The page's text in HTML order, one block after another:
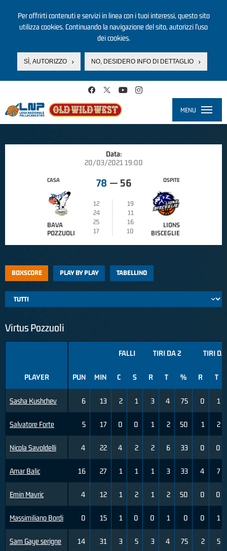
Per offrirti contenuti e servizi in linea con i tuoi interessi, questo sito
utilizza cookies. Continuando la navigazione del sito, autorizzi l’uso
dei cookies.
SÌ, AUTORIZZO NO, DESIDERO INFO DI DETTAGLIO
MENU
Data:
20/03/2021 19:00
CASA
BAVA
POZZUOLI
78 — 56
12
19
24
11
25
16
17
10
OSPITE
LIONS
BISCEGLIE
BOXSCORE PLAY BY PLAY TABELLINO
Virtus Pozzuoli
PLAYER
Sasha Kushchev
Salvatore Forte
Nicola Savoldelli
Amar Balic
Emin Mavric
Massimiliano Bordi
Sam Gaye serigne
FALLI TIRI DA 2 TIRI
PUN MIN C S R T % R T
6 13 2 1 3 4 75 0 1
5 17 0 0 1 2 50 1 2
4 22 4 2 2 6 33 0 0
16 27 1 1 1 3 33 4 7
4 12 1 2 1 2 50 0 0
0 15 1 0 0 1 0 0 1
14 31 3 5 3 4 75 2 5